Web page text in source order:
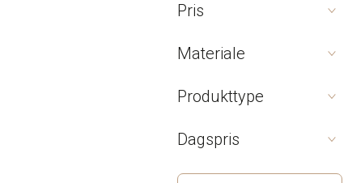
Pris
Materiale
Produkttype
Dagspris